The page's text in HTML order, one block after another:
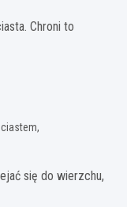
Chroni to
się do wierzchu,